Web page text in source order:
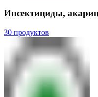
Инсектициды,
30 продуктов